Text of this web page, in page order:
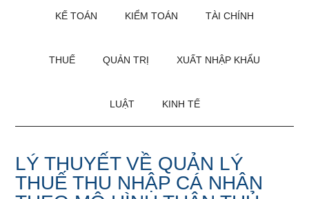
KẾ TOÁN KIỂM TOÁN TÀI CHÍNH
THUẾ QUẢN TRỊ XUẤT NHẬP KHẨU
LUẬT KINH TẾ
LÝ THUYẾT VỀ QUẢN LÝ
THUẾ THU NHẬP CÁ NHÂN